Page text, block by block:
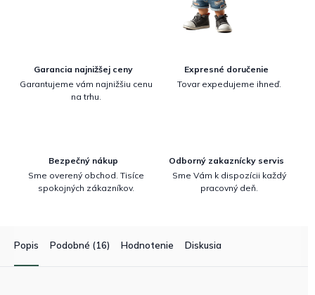
Garancia najnižšej ceny
Garantujeme vám najnižšiu cenu
na trhu.
Expresné doručenie
Tovar expedujeme ihneď.
Bezpečný nákup
Sme overený obchod. Tisíce
spokojných zákazníkov.
Odborný zakaznícky servis
Sme Vám k dispozícii každý
pracovný deň.
Popis Podobné (16) Hodnotenie Diskusia